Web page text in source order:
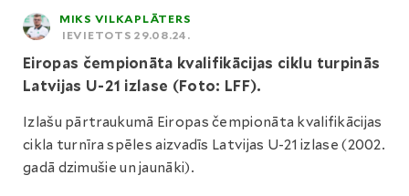
MIKS VILKAPLĀTERS
IEVIETOTS 29.08.24.
Eiropas čempionāta kvalifikācijas ciklu turpinās
Latvijas U-21 izlase (Foto: LFF).
Izlašu pārtraukumā Eiropas čempionāta kvalifikācijas
cikla turnīra spēles aizvadīs Latvijas U-21 izlase (2002.
gadā dzimušie un jaunāki).